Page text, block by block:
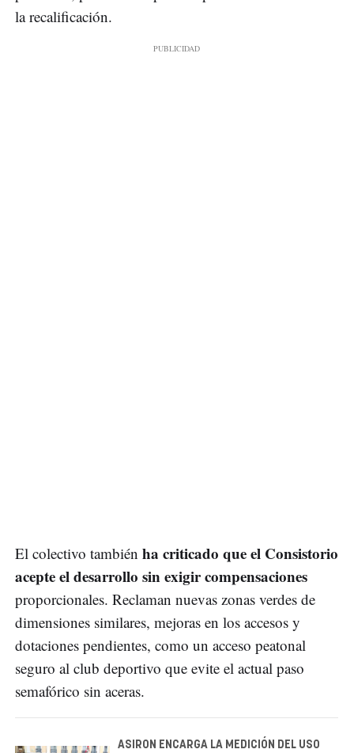
la recalificación.
El colectivo también ha criticado que el Consistorio
acepte el desarrollo sin exigir compensaciones
proporcionales. Reclaman nuevas zonas verdes de
dimensiones similares, mejoras en los accesos y
dotaciones pendientes, como un acceso peatonal
seguro al club deportivo que evite el actual paso
semafórico sin aceras.
ASIRON ENCARGA LA MEDICIÓN DEL USO